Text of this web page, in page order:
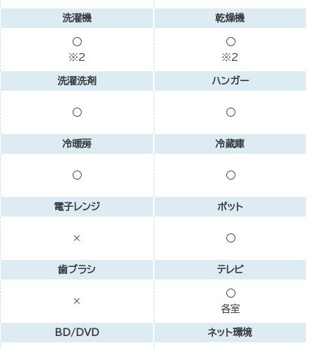
洗濯機
○
※2
乾燥機
○
※2
洗濯洗剤
○
ハンガー
○
冷暖房
○
冷蔵庫
○
電子レンジ
×
ポット
○
歯ブラシ
×
テレビ
○
各室
BD/DVD ネット環境